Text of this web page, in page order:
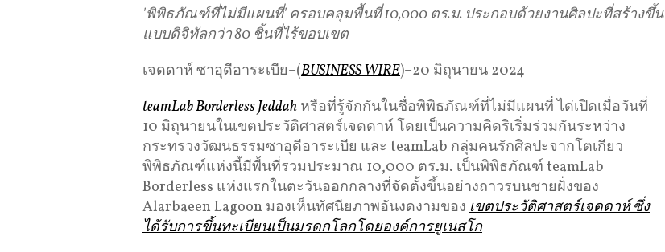
'พิพิธภัณฑ์ที่ไม่มีแผนที่' ครอบคลุมพื้นที่ 10,000 ตร.ม. ประกอบด้วยงานศิลปะที่สร้างขึ้น
แบบดิจิทัลกว่า 80 ชิ้นที่ไร้ขอบเขต
เจดดาห์ ซาอุดีอาระเบีย–(BUSINESS WIRE)–20 มิถุนายน 2024
teamLab Borderless Jeddah หรือที่รู้จักกันในชื่อพิพิธภัณฑ์ที่ไม่มีแผนที่ ได่เปิดเมื่อวันที่
10 มิถุนายนในเขตประวัติศาสตร์เจดดาห์ โดยเป็นความคิดริเริ่มร่วมกันระหว่าง
กระทรวงวัฒนธรรมซาอุดีอาระเบีย และ teamLab กลุ่มคนรักศิลปะจากโตเกียว
พิพิธภัณฑ์แห่งนี้มีพื้นที่รวมประมาณ 10,000 ตร.ม. เป็นพิพิธภัณฑ์ teamLab
Borderless แห่งแรกในตะวันออกกลางที่จัดตั้งขึ้นอย่างถาวรบนชายฝั่งของ
Alarbaeen Lagoon มองเห็นทัศนียภาพอันงดงามของ เขตประวัติศาสตร์เจดดาห์ ซึ่ง
ได้รับการขึ้นทะเบียนเป็นมรดกโลกโดยองค์การยูเนสโก